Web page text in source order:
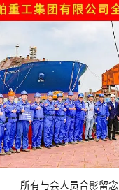
所有与会人员合影留念